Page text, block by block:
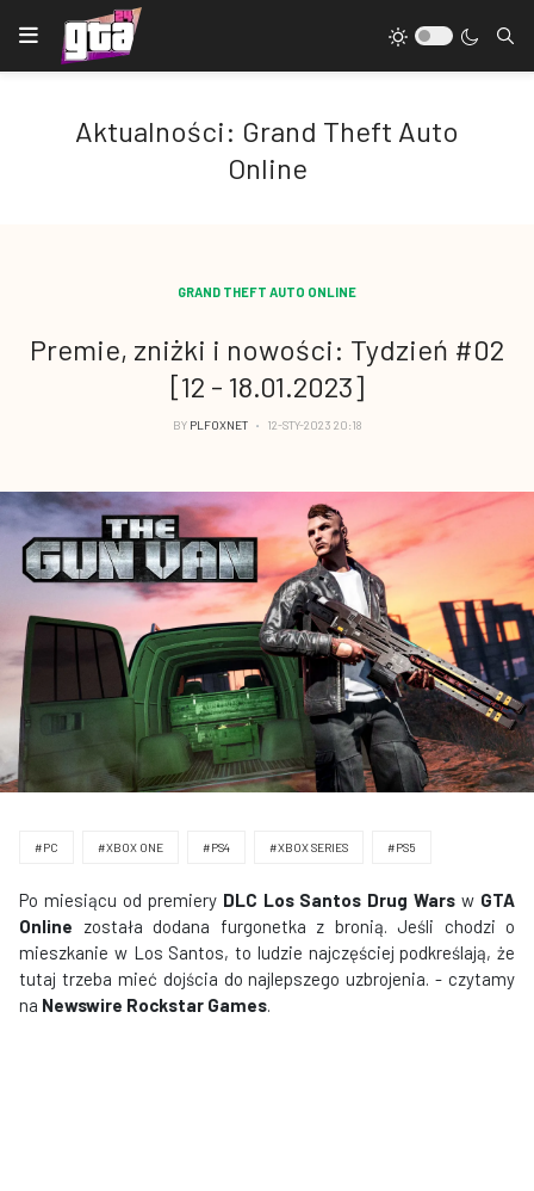
Aktualności: Grand Theft Auto
Online
GRAND THEFT AUTO ONLINE
Premie, zniżki i nowości: Tydzień #02
[12 - 18.01.2023]
BY PLFOXNET 12-STY-2023 20:18
#PC #XBOX ONE #PS4 #XBOX SERIES #PS5
Po miesiącu od premiery DLC Los Santos Drug Wars w GTA
Online została dodana furgonetka z bronią. Jeśli chodzi o
mieszkanie w Los Santos, to ludzie najczęściej podkreślają, że
tutaj trzeba mieć dojścia do najlepszego uzbrojenia. - czytamy
na Newswire Rockstar Games.